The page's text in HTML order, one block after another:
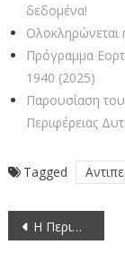
δεδομένα!
Ολοκληρώνεται
Πρόγραμμα
1940 (2025)
Παρουσίαση
Περιφέρειας
Tagged
Πλοήγηση
άρθρων
Η Περιφέρεια σας προσκαλεί στην εκδήλωση του Δήμου Αθηναίων «Μικρή Ελλάδα»